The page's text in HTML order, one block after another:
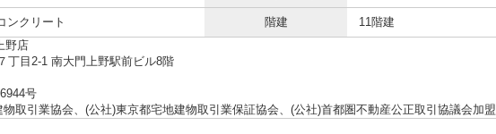
ンクリート 階建 11階建
野店
丁目2-1 南大門上野駅前ビル8階
号
取引業協会、(公社)東京都宅地建物取引業保証協会、(公社)首都圏不動産公正取引協議会加盟